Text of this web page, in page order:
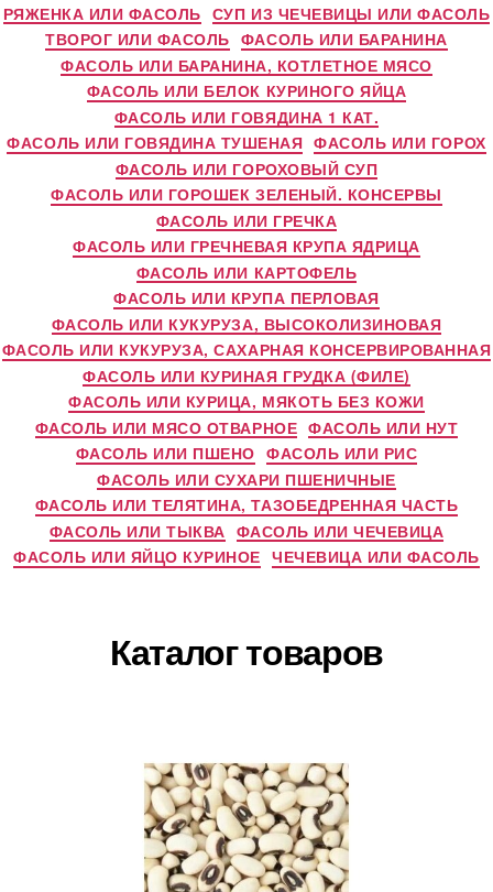
РЯЖЕНКА ИЛИ ФАСОЛЬ СУП ИЗ ЧЕЧЕВИЦЫ ИЛИ ФАСОЛЬ
ТВОРОГ ИЛИ ФАСОЛЬ ФАСОЛЬ ИЛИ БАРАНИНА
ФАСОЛЬ ИЛИ БАРАНИНА, КОТЛЕТНОЕ МЯСО
ФАСОЛЬ ИЛИ БЕЛОК КУРИНОГО ЯЙЦА
ФАСОЛЬ ИЛИ ГОВЯДИНА 1 КАТ.
ФАСОЛЬ ИЛИ ГОВЯДИНА ТУШЕНАЯ ФАСОЛЬ ИЛИ ГОРОХ
ФАСОЛЬ ИЛИ ГОРОХОВЫЙ СУП
ФАСОЛЬ ИЛИ ГОРОШЕК ЗЕЛЕНЫЙ. КОНСЕРВЫ
ФАСОЛЬ ИЛИ ГРЕЧКА
ФАСОЛЬ ИЛИ ГРЕЧНЕВАЯ КРУПА ЯДРИЦА
ФАСОЛЬ ИЛИ КАРТОФЕЛЬ
ФАСОЛЬ ИЛИ КРУПА ПЕРЛОВАЯ
ФАСОЛЬ ИЛИ КУКУРУЗА, ВЫСОКОЛИЗИНОВАЯ
ФАСОЛЬ ИЛИ КУКУРУЗА, САХАРНАЯ КОНСЕРВИРОВАННАЯ
ФАСОЛЬ ИЛИ КУРИНАЯ ГРУДКА (ФИЛЕ)
ФАСОЛЬ ИЛИ КУРИЦА, МЯКОТЬ БЕЗ КОЖИ
ФАСОЛЬ ИЛИ МЯСО ОТВАРНОЕ ФАСОЛЬ ИЛИ НУТ
ФАСОЛЬ ИЛИ ПШЕНО ФАСОЛЬ ИЛИ РИС
ФАСОЛЬ ИЛИ СУХАРИ ПШЕНИЧНЫЕ
ФАСОЛЬ ИЛИ ТЕЛЯТИНА, ТАЗОБЕДРЕННАЯ ЧАСТЬ
ФАСОЛЬ ИЛИ ТЫКВА ФАСОЛЬ ИЛИ ЧЕЧЕВИЦА
ФАСОЛЬ ИЛИ ЯЙЦО КУРИНОЕ ЧЕЧЕВИЦА ИЛИ ФАСОЛЬ
Каталог товаров